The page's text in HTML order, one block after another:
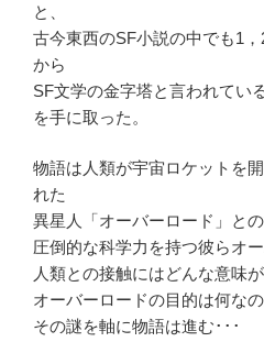
と、
古今東西のSF小説の中でも1
から
SF文学の金字塔と言われてい
を手に取った。
物語は人類が宇宙ロケットを
れた
異星人「オーバーロード」と
圧倒的な科学力を持つ彼らオ
人類との接触にはどんな意味
オーバーロードの目的は何なの
その謎を軸に物語は進む･･･